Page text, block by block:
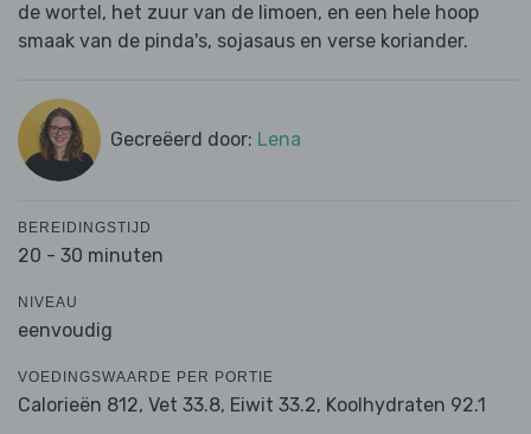
de wortel, het zuur van de limoen, en een hele hoop
smaak van de pinda's, sojasaus en verse koriander.
Gecreëerd door: Lena
BEREIDINGSTIJD
20 - 30 minuten
NIVEAU
eenvoudig
VOEDINGSWAARDE PER PORTIE
Calorieën 812, Vet 33.8, Eiwit 33.2, Koolhydraten 92.1